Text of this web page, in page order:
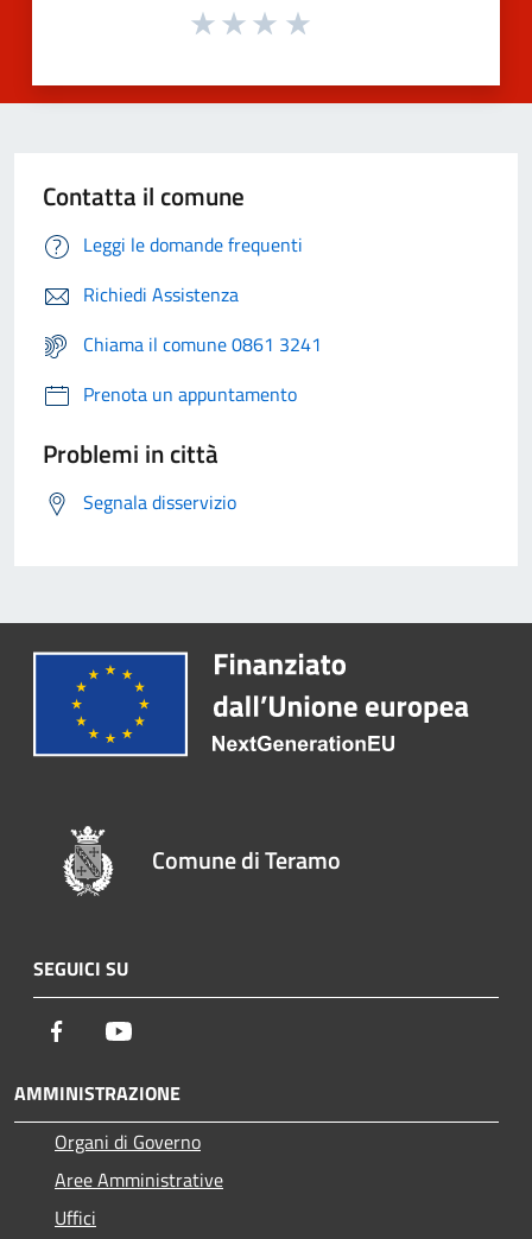
Contatta il comune
Leggi le domande frequenti
Richiedi Assistenza
Chiama il comune 0861 3241
Prenota un appuntamento
Problemi in città
Segnala disservizio
Comune di Teramo
SEGUICI SU
Facebook
AMMINISTRAZIONE
Organi di Governo
Aree Amministrative
Uffici